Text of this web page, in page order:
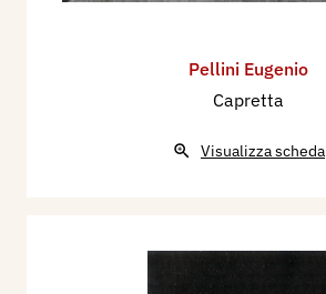
Pellini Eugenio
Capretta
Visualizza scheda